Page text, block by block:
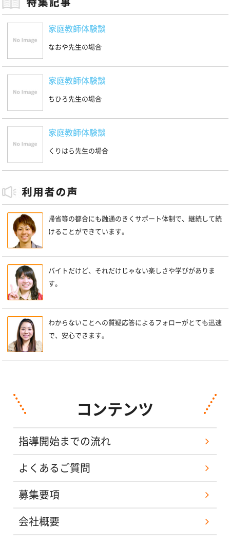
家庭教師体験談
なおや先生の場合
家庭教師体験談
ちひろ先生の場合
家庭教師体験談
くりはら先生の場合
帰省等の都合にも融通のきくサポート体制で、継続して続
けることができています。
バイトだけど、それだけじゃない楽しさや学びがありま
す。
わからないことへの質疑応答によるフォローがとても迅速
で、安心できます。
コンテンツ
指導開始までの流れ
よくあるご質問
募集要項
会社概要